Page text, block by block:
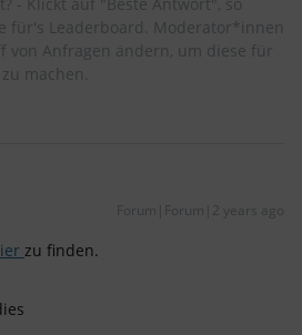
für's Leaderboard. Moderator*innen
von Anfragen ändern, um diese für
machen.
Forum|Forum|2 years ago
zu finden.